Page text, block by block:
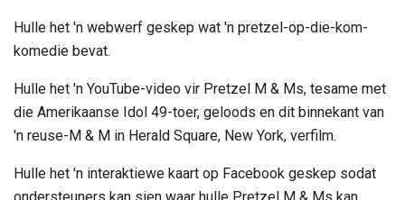
Hulle het 'n webwerf geskep wat 'n pretzel-op-die-kom-
komedie bevat.
Hulle het 'n YouTube-video vir Pretzel M & Ms, tesame met
die Amerikaanse Idol 49-toer, geloods en dit binnekant van
'n reuse-M & M in Herald Square, New York, verfilm.
Hulle het 'n interaktiewe kaart op Facebook geskep sodat